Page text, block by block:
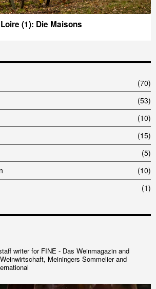
(1): Die Maisons
70
53
10
15
5
10
1
writer for FINE - Das Weinmagazin and
Meiningers Sommelier and